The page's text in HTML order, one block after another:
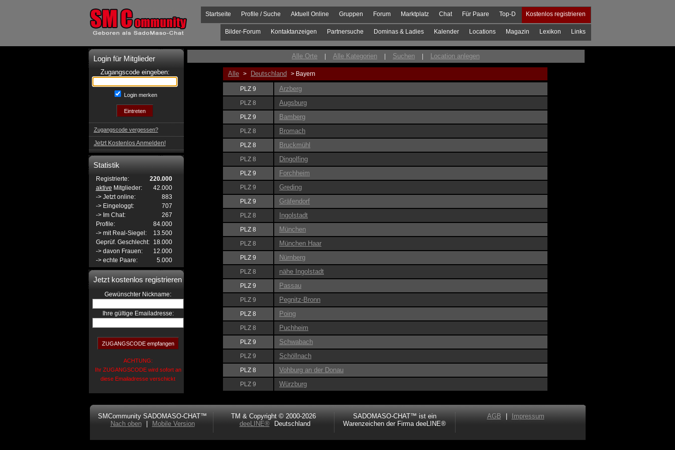
Kostenlos registrieren
Top-D
Für Paare
Chat
Marktplatz
Forum
Gruppen
Aktuell Online
Profile / Suche
Startseite
Links
Lexikon
Magazin
Locations
Kalender
Dominas & Ladies
Partnersuche
Kontaktanzeigen
Bilder-Forum
Login für Mitglieder
Zugangscode eingeben:
Login merken
Zugangscode vergessen?
Jetzt Kostenlos Anmelden!
Statistik
Registrierte:
220.000
aktive Mitglieder:
42.000
-> Jetzt online:
883
-> Eingeloggt:
707
-> Im Chat:
267
Profile:
84.000
-> mit Real-Siegel:
13.500
Geprüf. Geschlecht:
18.000
-> davon Frauen:
12.000
-> echte Paare:
5.000
Jetzt kostenlos registrieren
Gewünschter Nickname:
Ihre gültige Emailadresse:
ACHTUNG:
Ihr ZUGANGSCODE wird sofort an
diese Emailadresse verschickt
Alle Orte Alle Kategorien Suchen Location anlegen
Alle > Deutschland > Bayern
PLZ 9 Arzberg
PLZ 8 Augsburg
PLZ 9 Bamberg
PLZ 8 Bromach
PLZ 8 Bruckmühl
PLZ 8 Dingolfing
PLZ 9 Forchheim
PLZ 9 Greding
PLZ 9 Gräfendorf
PLZ 8 Ingolstadt
PLZ 8 München
PLZ 8 München Haar
PLZ 9 Nürnberg
PLZ 8 nähe Ingolstadt
PLZ 9 Passau
PLZ 9 Pegnitz-Bronn
PLZ 8 Poing
PLZ 8 Puchheim
PLZ 9 Schwabach
PLZ 9 Schöllnach
PLZ 8 Vohburg an der Donau
PLZ 9 Würzburg
SMCommunity SADOMASO-CHAT™
Nach oben
Mobile Version
TM & Copyright © 2000-2026
deeLINE®
Deutschland
SADOMASO-CHAT™ ist ein
Warenzeichen der Firma deeLINE®
AGB Impressum